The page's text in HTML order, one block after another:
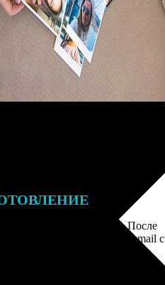
заказ банковской картой. После
подтверждение на email с
заказа. Когда отправим заказ